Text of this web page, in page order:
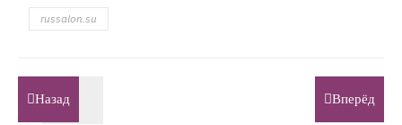
russalon.su
Назад Вперёд